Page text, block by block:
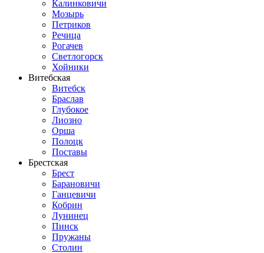
Калинковичи
Мозырь
Петриков
Речица
Рогачев
Светлогорск
Хойники
Витебская
Витебск
Браслав
Глубокое
Лиозно
Орша
Полоцк
Поставы
Брестская
Брест
Барановичи
Ганцевичи
Кобрин
Лунинец
Пинск
Пружаны
Столин